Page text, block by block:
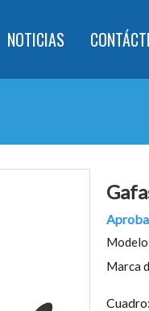
NOTICIAS
Marca
Cuadro: